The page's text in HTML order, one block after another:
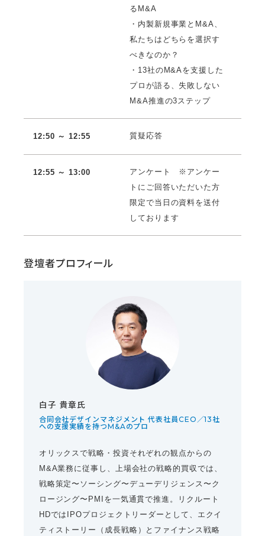
るM&A
・内製新規事業とM&A、
私たちはどちらを選択す
べきなのか？
・13社のM&Aを支援した
プロが語る、失敗しない
M&A推進の3ステップ
12:50 ～ 12:55 質疑応答
12:55 ～ 13:00
アンケート ※アンケー
トにご回答いただいた方
限定で当日の資料を送付
しております
登壇者プロフィール
白子 貴章氏
合同会社デザインマネジメント 代表社員CEO／13社
への支援実績を持つM&Aのプロ
オリックスで戦略・投資それぞれの観点からの
M&A業務に従事し、上場会社の戦略的買収では、
戦略策定〜ソーシング〜デューデリジェンス〜ク
ロージング〜PMIを一気通貫で推進。リクルート
HDではIPOプロジェクトリーダーとして、エクイ
ティストーリー（成長戦略）とファイナンス戦略